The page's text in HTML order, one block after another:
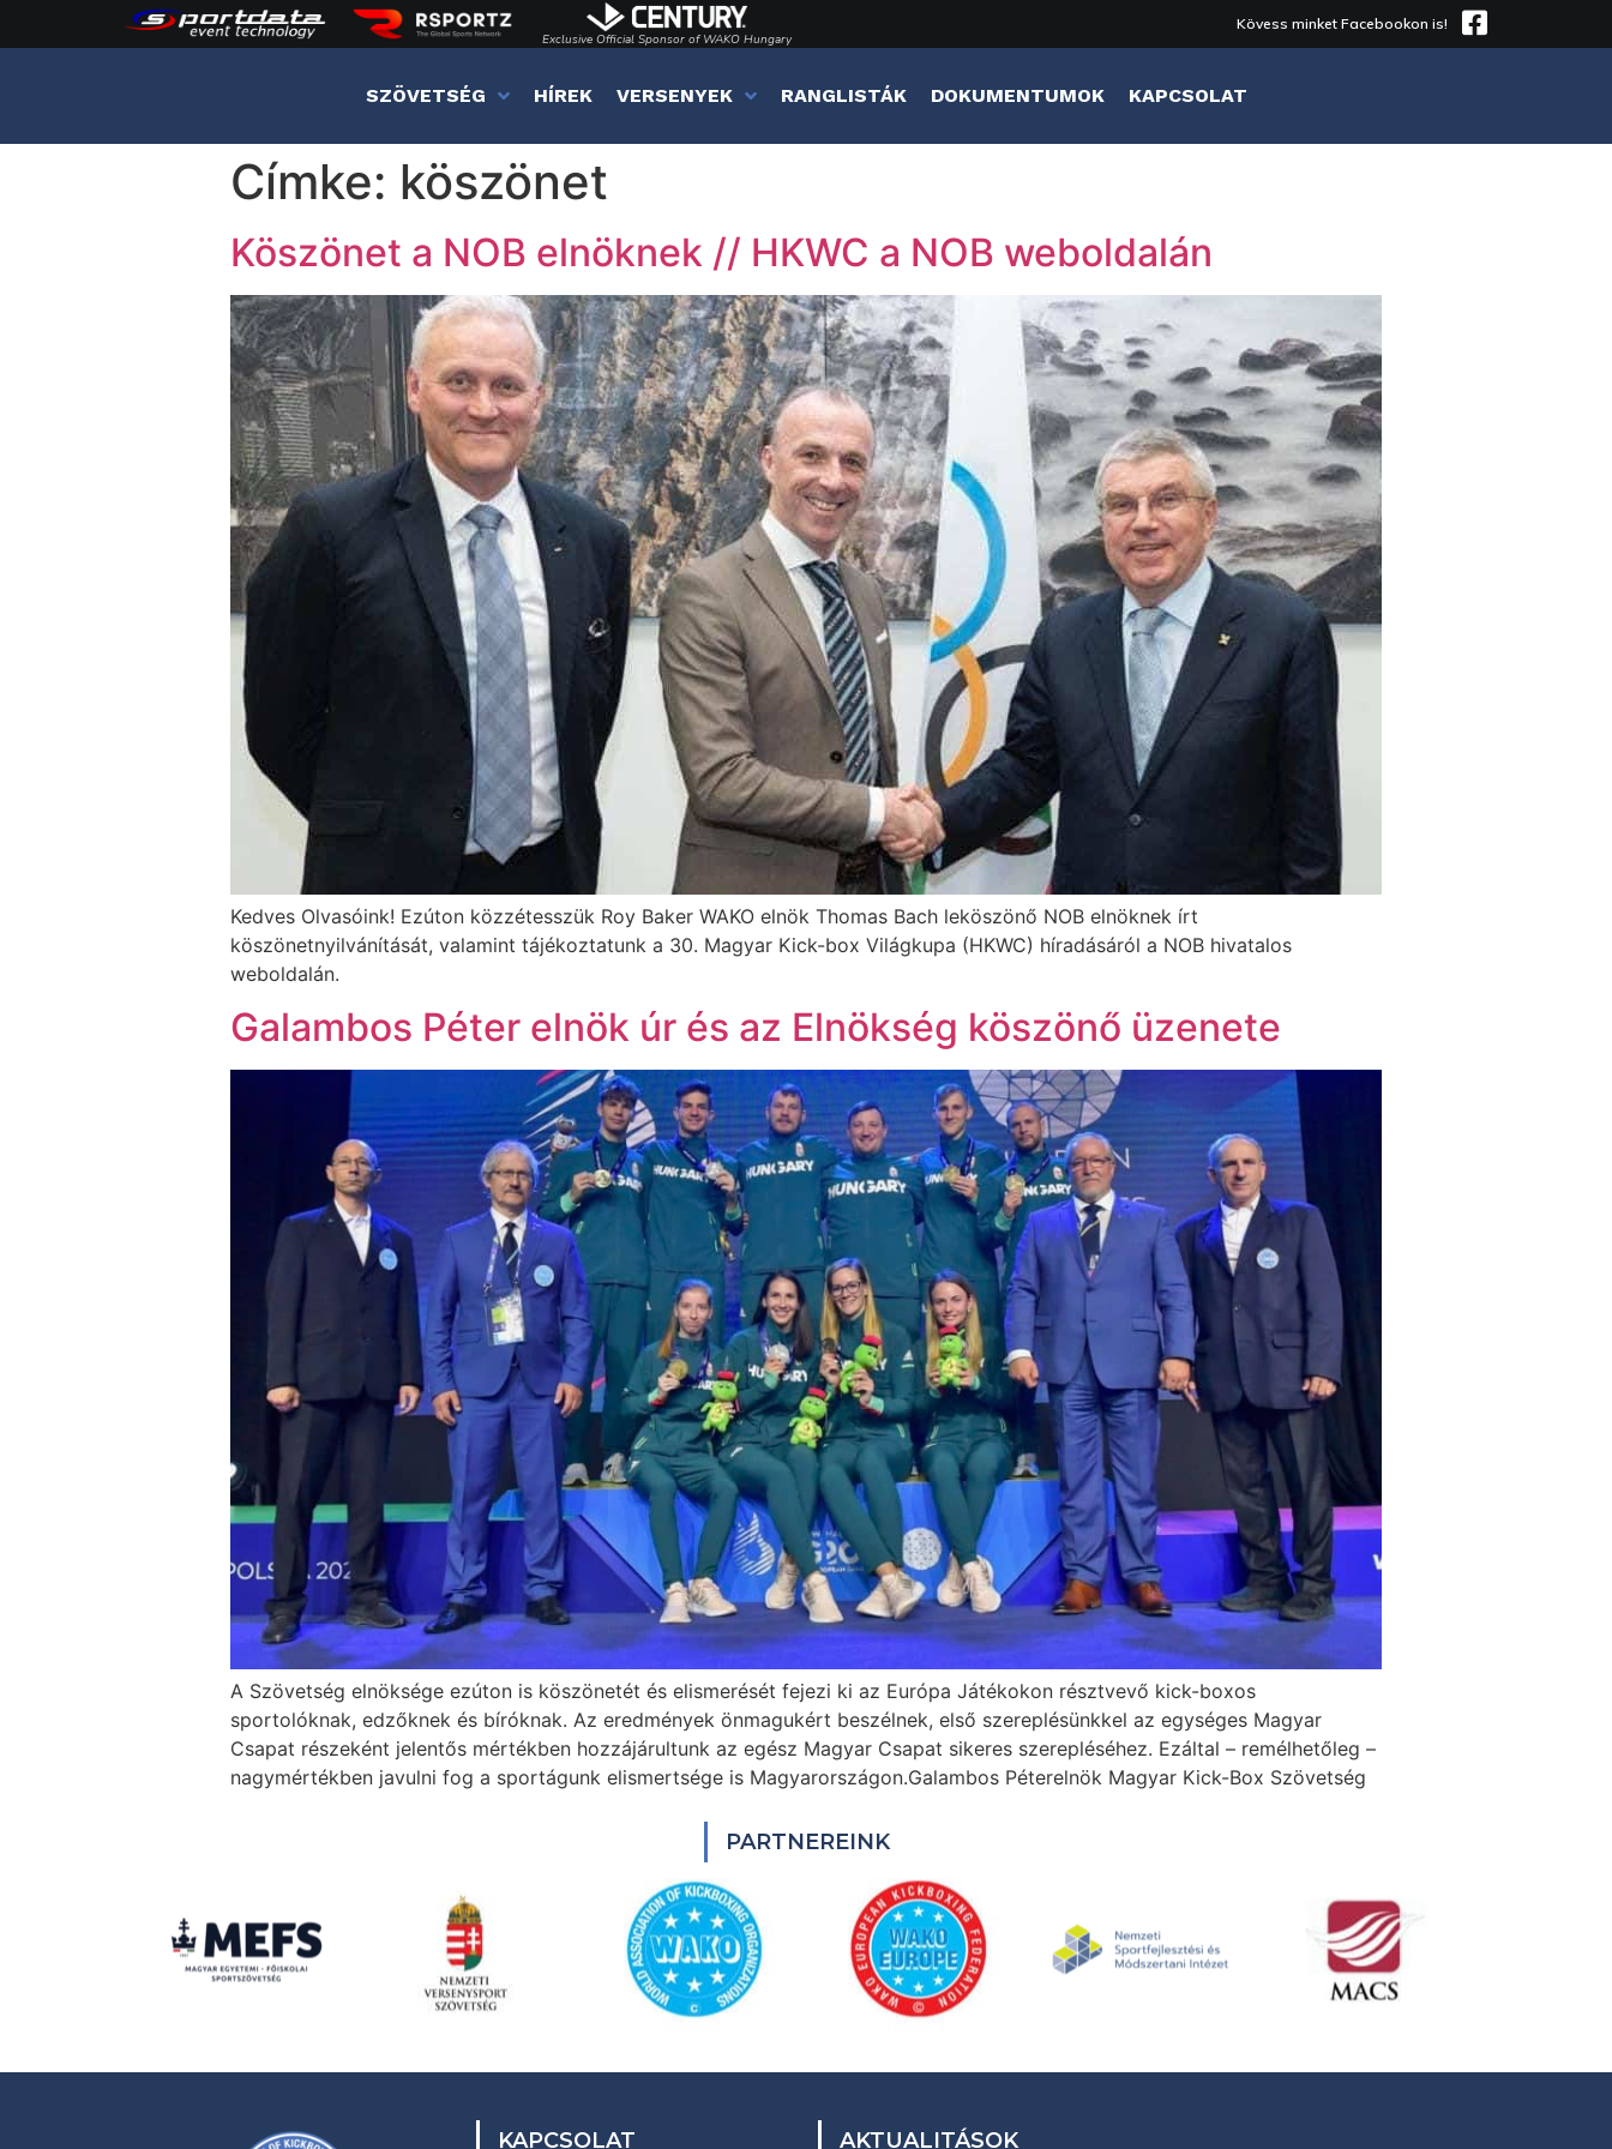
Exclusive Official Sponsor of WAKO Hungary
Kövess minket Facebookon is!
SZÖVETSÉG HÍREK VERSENYEK RANGLISTÁK DOKUMENTUMOK KAPCSOLAT
Címke: köszönet
Köszönet a NOB elnöknek // HKWC a NOB weboldalán
Kedves Olvasóink! Ezúton közzétesszük Roy Baker WAKO elnök Thomas Bach leköszönő NOB elnöknek írt
köszönetnyilvánítását, valamint tájékoztatunk a 30. Magyar Kick-box Világkupa (HKWC) híradásáról a NOB hivatalos
weboldalán.
Galambos Péter elnök úr és az Elnökség köszönő üzenete
A Szövetség elnöksége ezúton is köszönetét és elismerését fejezi ki az Európa Játékokon résztvevő kick-boxos
sportolóknak, edzőknek és bíróknak. Az eredmények önmagukért beszélnek, első szereplésünkkel az egységes Magyar
Csapat részeként jelentős mértékben hozzájárultunk az egész Magyar Csapat sikeres szerepléséhez. Ezáltal – remélhetőleg –
nagymértékben javulni fog a sportágunk elismertsége is Magyarországon.Galambos Péterelnök Magyar Kick-Box Szövetség
PARTNEREINK
KAPCSOLAT AKTUALITÁSOK